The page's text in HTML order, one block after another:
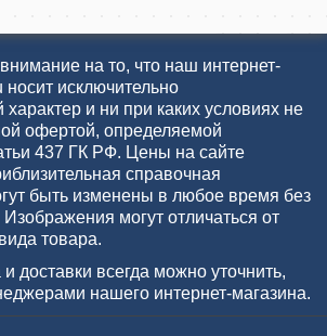
на то, что наш интернет-
исключительно
и ни при каких условиях не
офертой, определяемой
437 ГК РФ. Цены на сайте
справочная
быть изменены в любое время без
могут отличаться от
товара.
доставки всегда можно уточнить,
нашего интернет-магазина.